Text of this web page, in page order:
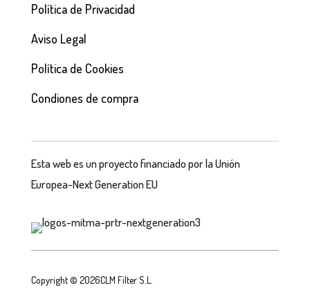
Política de Privacidad
Aviso Legal
Política de Cookies
Condiones de compra
Esta web es un proyecto financiado por la Unión
Europea-Next Generation EU
Copyright © 2026CLM Filter S.L.